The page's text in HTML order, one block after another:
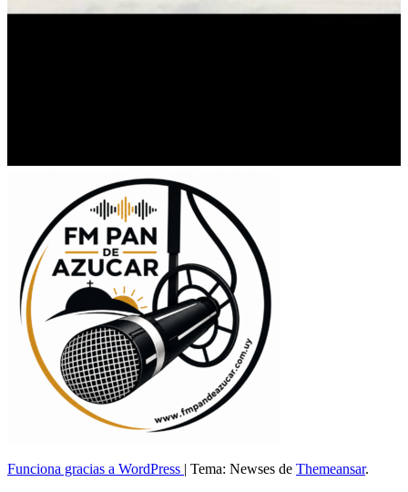
Funciona gracias a WordPress Tema: Newses de Themeansar.